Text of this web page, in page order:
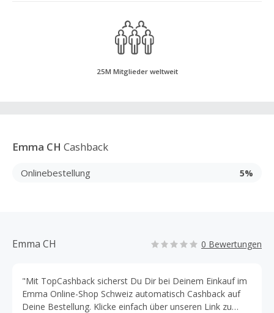
25M Mitglieder weltweit
Emma CH Cashback
Onlinebestellung 5%
Emma CH 0 Bewertungen
"Mit TopCashback sicherst Du Dir bei Deinem Einkauf im
Emma Online-Shop Schweiz automatisch Cashback auf
Deine Bestellung. Klicke einfach über unseren Link zu